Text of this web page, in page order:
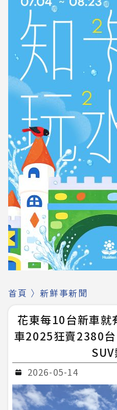
首頁 〉 新鮮事新聞
花東每10台新車就
車2025狂賣2380
2026-05-14